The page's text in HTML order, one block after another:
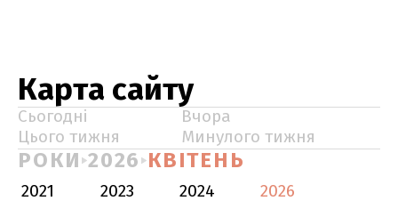
Карта сайту
Сьогодні
Вчора
Цього тижня
Минулого тижня
РОКИ 2026 КВІТЕНЬ
2021 2023 2024 2026